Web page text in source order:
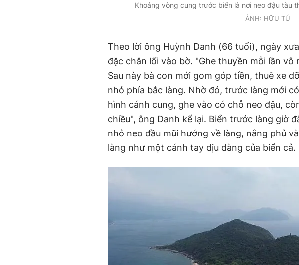
Khoảng vòng cung trước biển là nơi neo đậu tàu
ẢNH: HỮU TÚ
Theo lời ông Huỳnh Danh (66 tuổi), ngày
đặc chắn lối vào bờ. "Ghe thuyền mỗi lần vô
Sau này bà con mới gom góp tiền, thuê xe
nhỏ phía bắc làng. Nhờ đó, trước làng mới
hình cánh cung, ghe vào có chỗ neo đậu,
chiều", ông Danh kể lại. Biển trước làng giờ
nhỏ neo đầu mũi hướng về làng, nắng phủ
làng như một cánh tay dịu dàng của biển cả.